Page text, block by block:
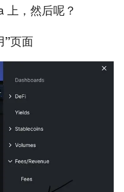
上，然后呢？
”页面